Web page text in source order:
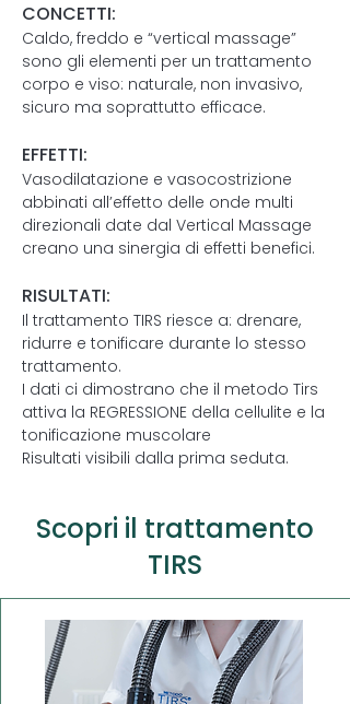
CONCETTI:
Caldo, freddo e “vertical massage”
sono gli elementi per un trattamento
corpo e viso: naturale, non invasivo,
sicuro ma soprattutto efficace.
EFFETTI:
Vasodilatazione e vasocostrizione
abbinati all’effetto delle onde multi
direzionali date dal Vertical Massage
creano una sinergia di effetti benefici.
RISULTATI:
Il trattamento TIRS riesce a: drenare,
ridurre e tonificare durante lo stesso
trattamento.
I dati ci dimostrano che il metodo Tirs
attiva la REGRESSIONE della cellulite e la
tonificazione muscolare
Risultati visibili dalla prima seduta.
Scopri il trattamento
TIRS